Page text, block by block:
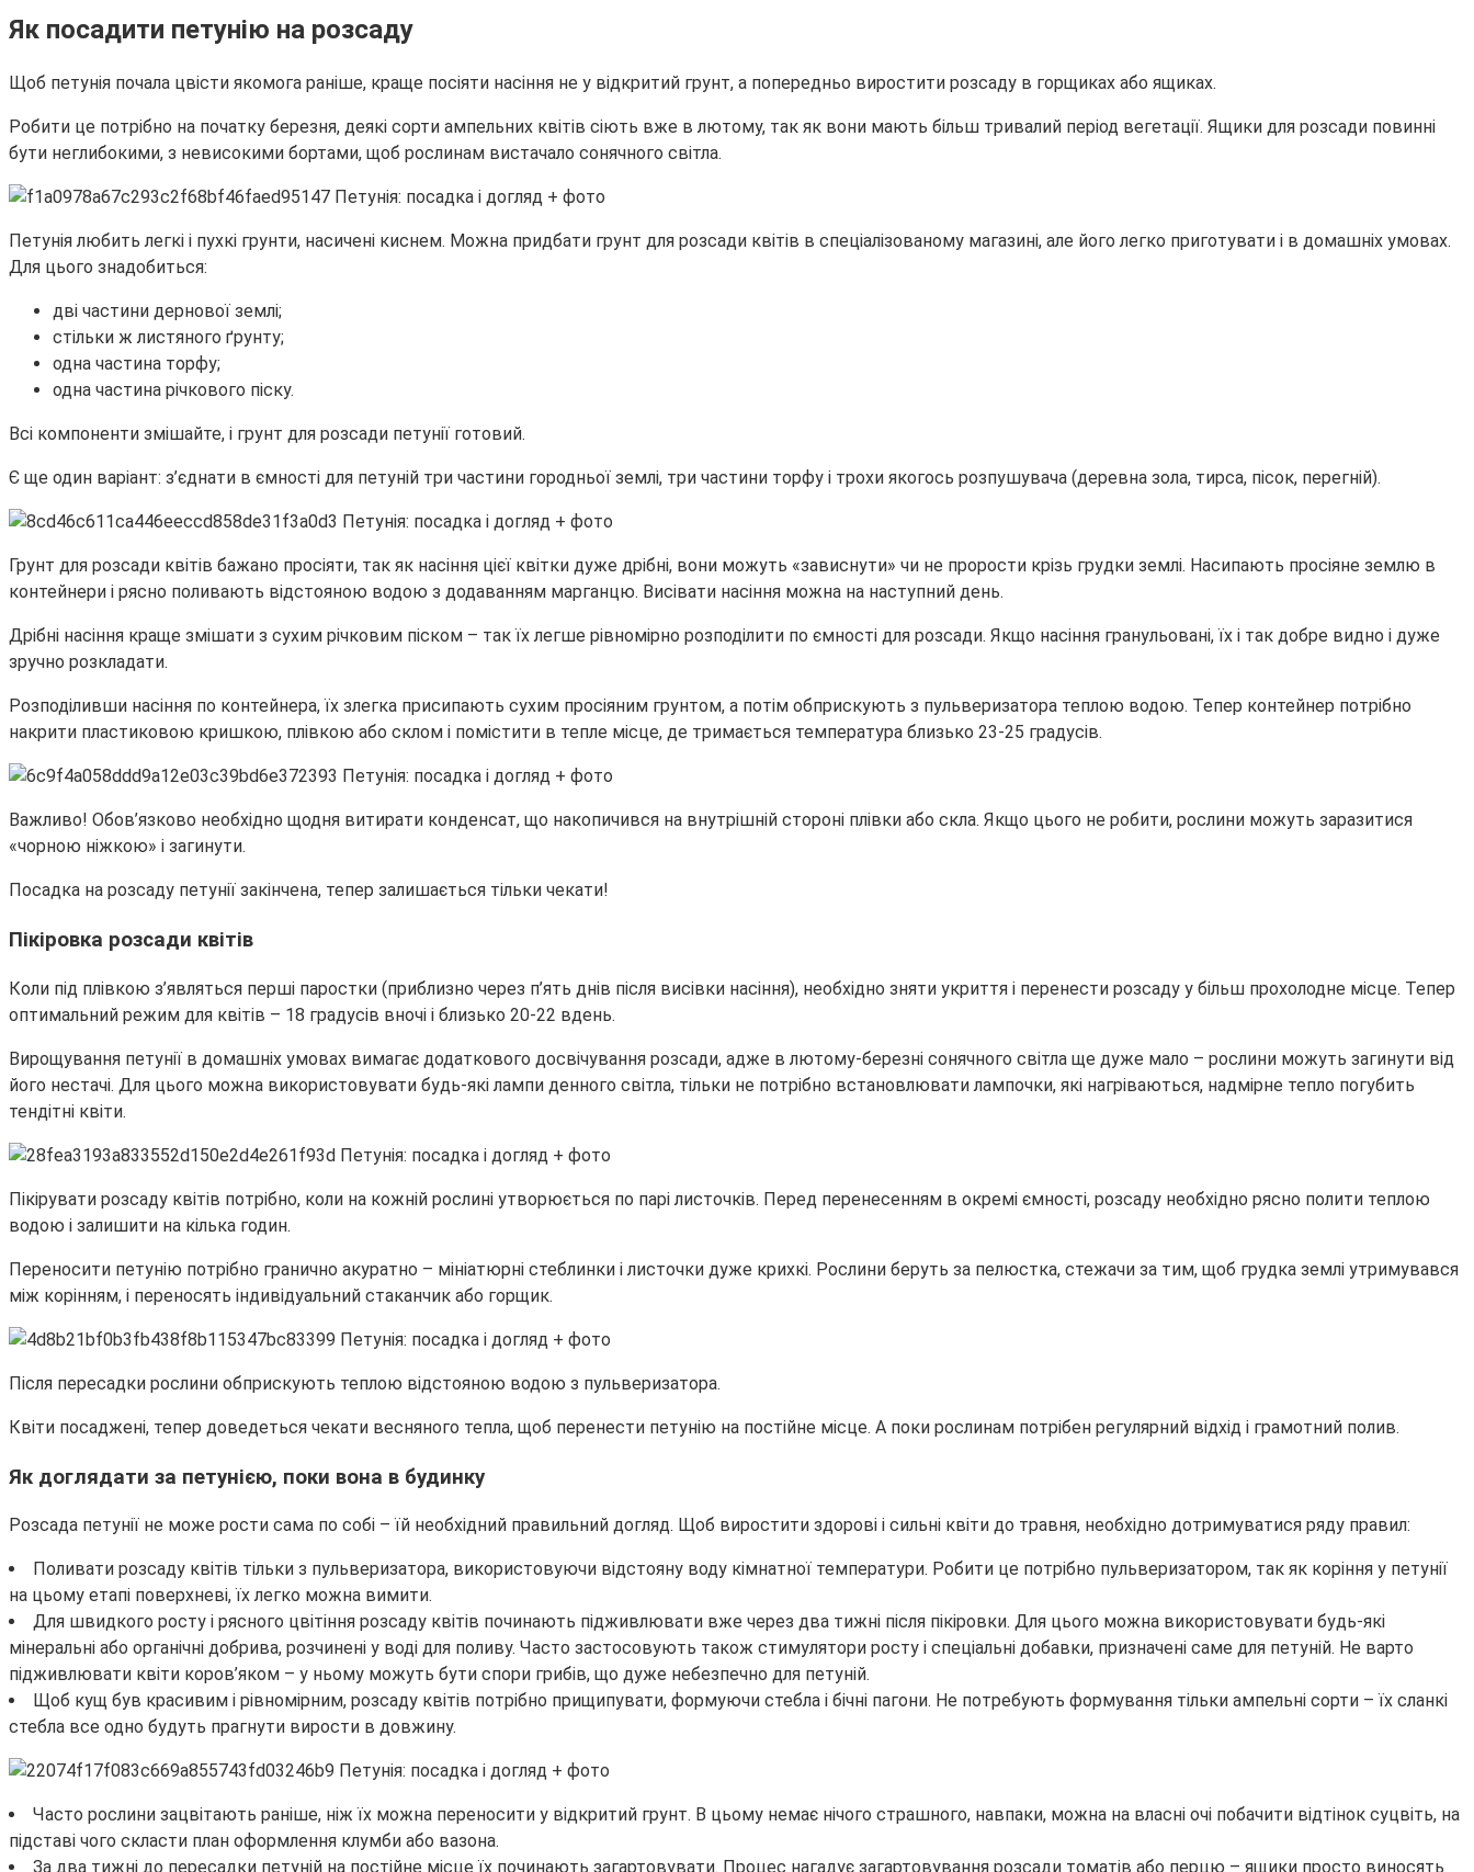
Як посадити петунію на розсаду
Щоб петунія почала цвісти якомога раніше, краще посіяти насіння не у відкритий грунт, а попередньо виростити розсаду в горщиках або ящиках.
Робити це потрібно на початку березня, деякі сорти ампельних квітів сіють вже в лютому, так як вони мають більш тривалий період вегетації. Ящики для розсади повинні
бути неглибокими, з невисокими бортами, щоб рослинам вистачало сонячного світла.
Петунія любить легкі і пухкі грунти, насичені киснем. Можна придбати грунт для розсади квітів в спеціалізованому магазині, але його легко приготувати і в домашніх умовах.
Для цього знадобиться:
дві частини дернової землі;
стільки ж листяного ґрунту;
одна частина торфу;
одна частина річкового піску.
Всі компоненти змішайте, і грунт для розсади петунії готовий.
Є ще один варіант: з’єднати в ємності для петуній три частини городньої землі, три частини торфу і трохи якогось розпушувача (деревна зола, тирса, пісок, перегній).
Грунт для розсади квітів бажано просіяти, так як насіння цієї квітки дуже дрібні, вони можуть «зависнути» чи не прорости крізь грудки землі. Насипають просіяне землю в
контейнери і рясно поливають відстояною водою з додаванням марганцю. Висівати насіння можна на наступний день.
Дрібні насіння краще змішати з сухим річковим піском – так їх легше рівномірно розподілити по ємності для розсади. Якщо насіння гранульовані, їх і так добре видно і дуже
зручно розкладати.
Розподіливши насіння по контейнера, їх злегка присипають сухим просіяним грунтом, а потім обприскують з пульверизатора теплою водою. Тепер контейнер потрібно
накрити пластиковою кришкою, плівкою або склом і помістити в тепле місце, де тримається температура близько 23-25 градусів.
Важливо! Обов’язково необхідно щодня витирати конденсат, що накопичився на внутрішній стороні плівки або скла. Якщо цього не робити, рослини можуть заразитися
«чорною ніжкою» і загинути.
Посадка на розсаду петунії закінчена, тепер залишається тільки чекати!
Пікіровка розсади квітів
Коли під плівкою з’являться перші паростки (приблизно через п’ять днів після висівки насіння), необхідно зняти укриття і перенести розсаду у більш прохолодне місце. Тепер
оптимальний режим для квітів – 18 градусів вночі і близько 20-22 вдень.
Вирощування петунії в домашніх умовах вимагає додаткового досвічування розсади, адже в лютому-березні сонячного світла ще дуже мало – рослини можуть загинути від
його нестачі. Для цього можна використовувати будь-які лампи денного світла, тільки не потрібно встановлювати лампочки, які нагріваються, надмірне тепло погубить
тендітні квіти.
Пікірувати розсаду квітів потрібно, коли на кожній рослині утворюється по парі листочків. Перед перенесенням в окремі ємності, розсаду необхідно рясно полити теплою
водою і залишити на кілька годин.
Переносити петунію потрібно гранично акуратно – мініатюрні стеблинки і листочки дуже крихкі. Рослини беруть за пелюстка, стежачи за тим, щоб грудка землі утримувався
між корінням, і переносять індивідуальний стаканчик або горщик.
Після пересадки рослини обприскують теплою відстояною водою з пульверизатора.
Квіти посаджені, тепер доведеться чекати весняного тепла, щоб перенести петунію на постійне місце. А поки рослинам потрібен регулярний відхід і грамотний полив.
Як доглядати за петунією, поки вона в будинку
Розсада петунії не може рости сама по собі – їй необхідний правильний догляд. Щоб виростити здорові і сильні квіти до травня, необхідно дотримуватися ряду правил:
Поливати розсаду квітів тільки з пульверизатора, використовуючи відстояну воду кімнатної температури. Робити це потрібно пульверизатором, так як коріння у петунії
на цьому етапі поверхневі, їх легко можна вимити.
Для швидкого росту і рясного цвітіння розсаду квітів починають підживлювати вже через два тижні після пікіровки. Для цього можна використовувати будь-які
мінеральні або органічні добрива, розчинені у воді для поливу. Часто застосовують також стимулятори росту і спеціальні добавки, призначені саме для петуній. Не варто
підживлювати квіти коров’яком – у ньому можуть бути спори грибів, що дуже небезпечно для петуній.
Щоб кущ був красивим і рівномірним, розсаду квітів потрібно прищипувати, формуючи стебла і бічні пагони. Не потребують формування тільки ампельні сорти – їх сланкі
стебла все одно будуть прагнути вирости в довжину.
Часто рослини зацвітають раніше, ніж їх можна переносити у відкритий грунт. В цьому немає нічого страшного, навпаки, можна на власні очі побачити відтінок суцвіть, на
підставі чого скласти план оформлення клумби або вазона.
За два тижні до пересадки петуній на постійне місце їх починають загартовувати. Процес нагадує загартовування розсади томатів або перцю – ящики просто виносять